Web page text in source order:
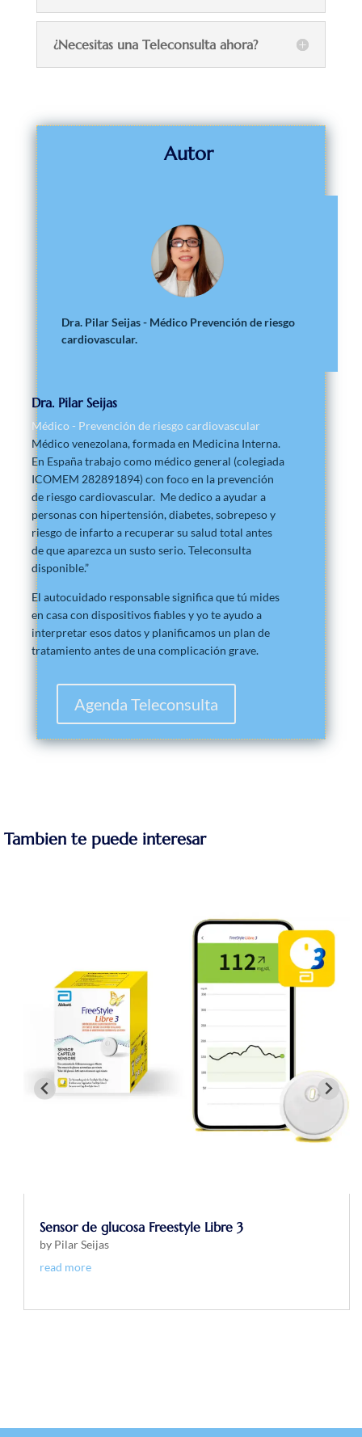
¿Necesitas una Teleconsulta ahora?
Autor
Dra. Pilar Seijas - Médico Prevención de riesgo
cardiovascular.
Dra. Pilar Seijas
Médico - Prevención de riesgo cardiovascular
Médico venezolana, formada en Medicina Interna.
En España trabajo como médico general (colegiada
ICOMEM 282891894) con foco en la prevención
de riesgo cardiovascular. Me dedico a ayudar a
personas con hipertensión, diabetes, sobrepeso y
riesgo de infarto a recuperar su salud total antes
de que aparezca un susto serio. Teleconsulta
disponible.”
El autocuidado responsable significa que tú mides
en casa con dispositivos fiables y yo te ayudo a
interpretar esos datos y planificamos un plan de
tratamiento antes de una complicación grave.
Agenda Teleconsulta
Tambien te puede interesar
Monitor de sueño Sleep Analyzer de Withings
byPilar Seijas
read more